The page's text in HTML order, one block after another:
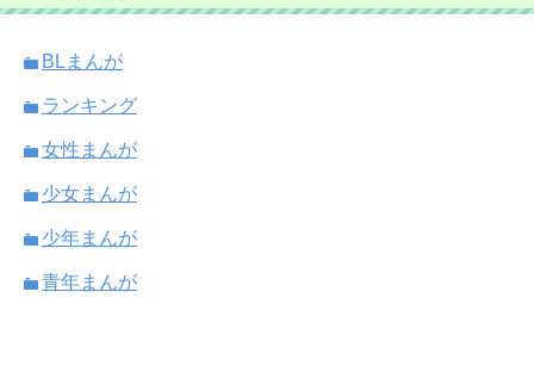
BLまんが
ランキング
女性まんが
少女まんが
少年まんが
青年まんが